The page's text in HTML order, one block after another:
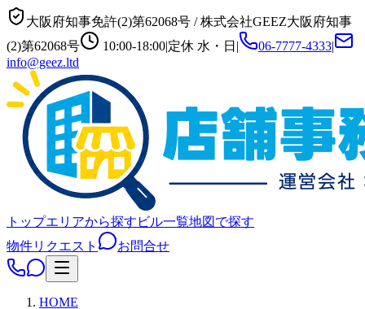
大阪府知事免許(2)第62068号 /株式会社GEEZ大阪府知事
(2)第62068号
10:00-18:00|定休 水・日 | 06-7777-4333|
info@geez.ltd
トップエリアから探す ビル一覧地図で探す
物件リクエスト
お問合せ
HOME